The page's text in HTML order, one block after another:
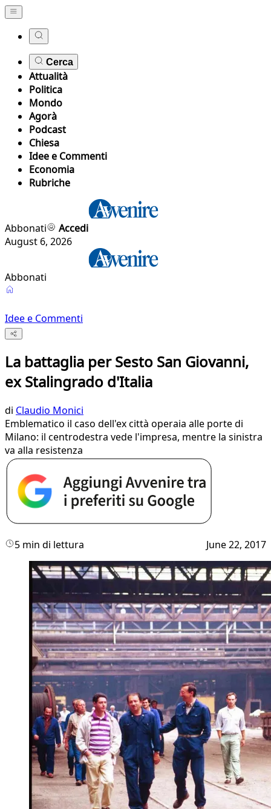
Cerca
Attualità
Politica
Mondo
Agorà
Podcast
Chiesa
Idee e Commenti
Economia
Rubriche
Abbonati
Accedi
August 6, 2026
Abbonati
Idee e Commenti
La battaglia per Sesto San Giovanni,
ex Stalingrado d'Italia
di Claudio Monici
Emblematico il caso dell'ex città operaia alle porte di
Milano: il centrodestra vede l'impresa, mentre la sinistra
va alla resistenza
5 min di lettura June 22, 2017